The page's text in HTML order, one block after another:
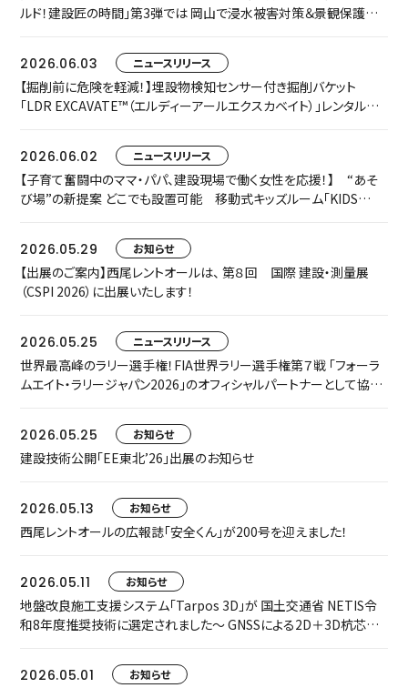
ルド！建設匠の時間」第3弾では 岡山で浸水被害対策＆景観保護共
2026.06.03
ニュースリリース
【掘削前に危険を軽減！】埋設物検知センサー付き掘削バケット
「LDR EXCAVATE™（エルディーアールエクスカベイト）」レンタルを
2026.06.02
ニュースリリース
【子育て奮闘中のママ・パパ、建設現場で働く女性を応援！】 “あそ
び場”の新提案 どこでも設置可能 移動式キッズルーム「KIDS
2026.05.29
お知らせ
【出展のご案内】西尾レントオールは、 第８回 国際 建設・測量展
（CSPI 2026）に出展いたします！
2026.05.25 ニュースリリース
世界最高峰のラリー選手権！FIA世界ラリー選手権第７戦 「フォーラ
ムエイト・ラリージャパン2026」のオフィシャルパートナーとして協賛
2026.05.25
お知らせ
建設技術公開「EE東北’26」出展のお知らせ
2026.05.13 お知らせ
西尾レントオールの広報誌「安全くん」が200号を迎えました！
2026.05.11 お知らせ
地盤改良施工支援システム「Tarpos 3D」が 国土交通省 NETIS令
和8年度推奨技術に選定されました～ GNSSによる2D＋3D杭芯誘
2026.05.01
お知らせ